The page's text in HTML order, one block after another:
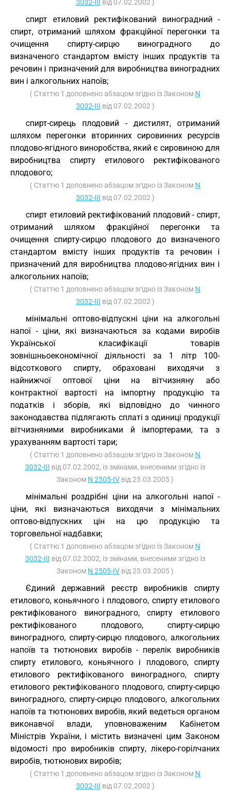
3032-III від 07.02.2002 )
спирт етиловий ректифікований виноградний -
спирт, отриманий шляхом фракційної перегонки та
очищення спирту-сирцю виноградного до
визначеного стандартом вмісту інших продуктів та
речовин і призначений для виробництва виноградних
вин і алкогольних напоїв;
( Статтю 1 доповнено абзацом згідно із Законом N
3032-III від 07.02.2002 )
спирт-сирець плодовий - дистилят, отриманий
шляхом перегонки вторинних сировинних ресурсів
плодово-ягідного виноробства, який є сировиною для
виробництва спирту етилового ректифікованого
плодового;
( Статтю 1 доповнено абзацом згідно із Законом N
3032-III від 07.02.2002 )
спирт етиловий ректифікований плодовий - спирт,
отриманий шляхом фракційної перегонки та
очищення спирту-сирцю плодового до визначеного
стандартом вмісту інших продуктів та речовин і
призначений для виробництва плодово-ягідних вин і
алкогольних напоїв;
( Статтю 1 доповнено абзацом згідно із Законом N
3032-III від 07.02.2002 )
мінімальні оптово-відпускні ціни на алкогольні
напої - ціни, які визначаються за кодами виробів
Української класифікації товарів
зовнішньоекономічної діяльності за 1 літр 100-
відсоткового спирту, обраховані виходячи з
найнижчої оптової ціни на вітчизняну або
контрактної вартості на імпортну продукцію та
податків і зборів, які відповідно до чинного
законодавства підлягають сплаті з одиниці продукції
вітчизняними виробниками й імпортерами, та з
урахуванням вартості тари;
( Статтю 1 доповнено абзацом згідно із Законом N
3032-III від 07.02.2002, із змінами, внесеними згідно із
Законом N 2505-IV від 25.03.2005 )
мінімальні роздрібні ціни на алкогольні напої -
ціни, які визначаються виходячи з мінімальних
оптово-відпускних цін на цю продукцію та
торговельної надбавки;
( Статтю 1 доповнено абзацом згідно із Законом N
3032-III від 07.02.2002, із змінами, внесеними згідно із
Законом N 2505-IV від 25.03.2005 )
Єдиний державний реєстр виробників спирту
етилового, коньячного і плодового, спирту етилового
ректифікованого виноградного, спирту етилового
ректифікованого плодового, спирту-сирцю
виноградного, спирту-сирцю плодового, алкогольних
напоїв та тютюнових виробів - перелік виробників
спирту етилового, коньячного і плодового, спирту
етилового ректифікованого виноградного, спирту
етилового ректифікованого плодового, спирту-сирцю
виноградного, спирту-сирцю плодового, алкогольних
напоїв та тютюнових виробів, який ведеться органом
виконавчої влади, уповноваженим Кабінетом
Міністрів України, і містить визначені цим Законом
відомості про виробників спирту, лікеро-горілчаних
виробів, тютюнових виробів;
( Статтю 1 доповнено абзацом згідно із Законом N
3032-III від 07.02.2002 )